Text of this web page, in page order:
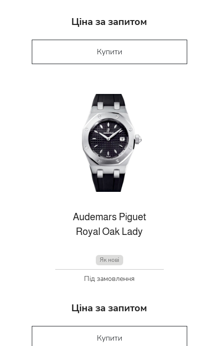
Ціна за запитом
Купити
Audemars Piguet
Royal Oak Lady
Як нові
Під замовлення
Ціна за запитом
Купити